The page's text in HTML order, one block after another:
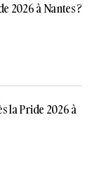
2026 à Nantes ?
la Pride 2026 à